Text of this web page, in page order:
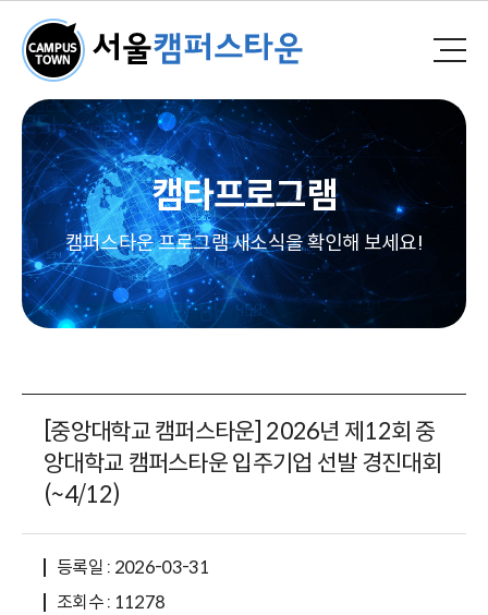
캠타프로그램
캠퍼스타운 프로그램 새소식을 확인해 보세요!
[중앙대학교 캠퍼스타운] 2026년 제12회 중
앙대학교 캠퍼스타운 입주기업 선발 경진대회
(~4/12)
등록일 : 2026-03-31
조회수 : 11278